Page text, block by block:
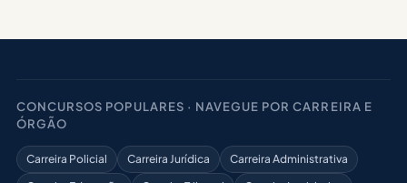
CONCURSOS POPULARES · NAVEGUE POR CARREIRA E
ÓRGÃO
Carreira Policial Carreira Jurídica
Carreira Administrativa